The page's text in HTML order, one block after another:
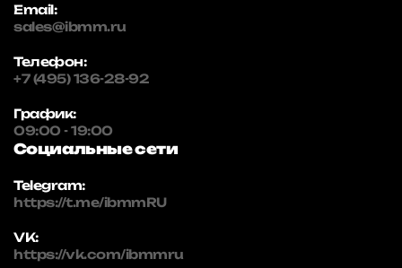
Email:
sales@ibmm.ru
Телефон:
+7 (495) 136-28-92
График:
09:00 - 19:00
Социальные сети
Telegram:
https://t.me/ibmmRU
VK:
https://vk.com/ibmmru